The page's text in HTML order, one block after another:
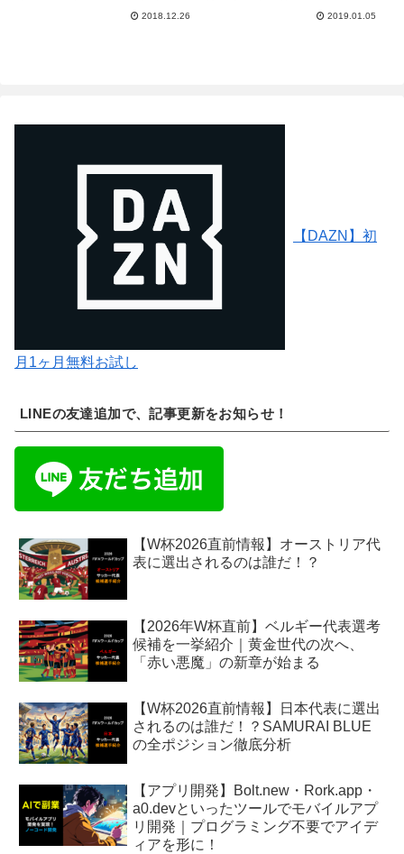
月日1998年9月10日年齢20歳出身
2018.12.26
身地静岡立田悠悟選手は、センタ
2019.01.05
【DAZN】初
月1ヶ月無料お試し
LINEの友達追加で、記事更新をお知らせ！
【W杯2026直前情報】オーストリア代
表に選出されるのは誰だ！？
【2026年W杯直前】ベルギー代表選考
候補を一挙紹介｜黄金世代の次へ、
「赤い悪魔」の新章が始まる
【W杯2026直前情報】日本代表に選出
されるのは誰だ！？SAMURAI BLUE
の全ポジション徹底分析
【アプリ開発】Bolt.new・Rork.app・
a0.devといったツールでモバイルアプ
リ開発｜プログラミング不要でアイデ
ィアを形に！